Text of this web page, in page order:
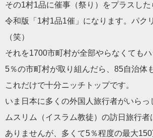
その1村1品に催事（祭り）をプラスした
令和版「1村1品1催」になります。パク
（笑）
それを1700市町村が全部やらなくても
5％の市町村が取り組んだら、85自治体
これだけで十分ニッチトップです。
いま日本に多くの外国人旅行者がいらっ
ムスリム（イスラム教徒）の訪日旅行者
ありませんが、多くて5％程度の最大